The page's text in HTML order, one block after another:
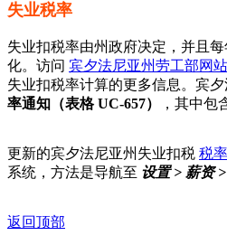
失业税率
失业扣税率由州政府决定，并且
化。访问 宾夕法尼亚州劳工部网站
失业扣税率计算的更多信息。宾
率通知（表格 UC-657）
，其中包
更新的宾夕法尼亚州失业扣税 税
系统，方法是导航至 设置 > 薪资
返回顶部